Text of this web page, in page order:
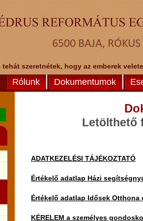
tehát szeretnétek, hogy az emberek
Rólunk Dokumentumok
Letölthető
ADATKEZELÉSI TÁJÉKOZTATÓ
Értékelő adatlap Házi
Értékelő adatlap Idősek Otthona
KÉRELEM a személyes